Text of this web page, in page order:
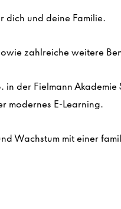
dich und deine Familie.
zahlreiche weitere
der Fielmann Akademie
modernes E-Learning.
Wachstum mit einer